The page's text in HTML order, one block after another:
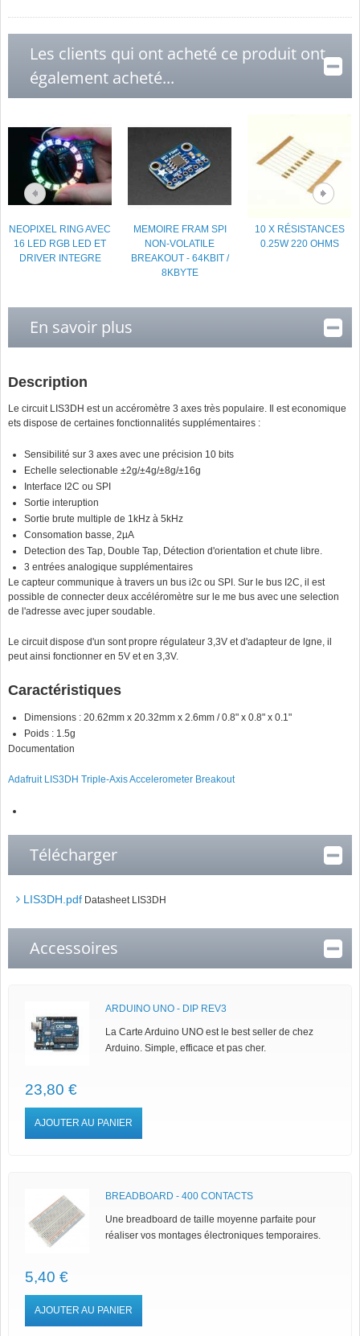
Les clients qui ont acheté ce produit ont
également acheté...
NEOPIXEL RING AVEC
16 LED RGB LED ET
DRIVER INTEGRE
MEMOIRE FRAM SPI
NON-VOLATILE
BREAKOUT - 64KBIT /
8KBYTE
10 X RÉSISTANCES
0.25W 220 OHMS
En savoir plus
Description
Le circuit LIS3DH est un accéromètre 3 axes très populaire. Il est economique
ets dispose de certaines fonctionnalités supplémentaires :
Sensibilité sur 3 axes avec une précision 10 bits
Echelle selectionable ±2g/±4g/±8g/±16g
Interface I2C ou SPI
Sortie interuption
Sortie brute multiple de 1kHz à 5kHz
Consomation basse, 2µA
Detection des Tap, Double Tap, Détection d'orientation et chute libre.
3 entrées analogique supplémentaires
Le capteur communique à travers un bus i2c ou SPI. Sur le bus I2C, il est
possible de connecter deux accéléromètre sur le me bus avec une selection
de l'adresse avec juper soudable.
Le circuit dispose d'un sont propre régulateur 3,3V et d'adapteur de lgne, il
peut ainsi fonctionner en 5V et en 3,3V.
Caractéristiques
Dimensions : 20.62mm x 20.32mm x 2.6mm / 0.8" x 0.8" x 0.1"
Poids : 1.5g
Documentation
Adafruit LIS3DH Triple-Axis Accelerometer Breakout
Télécharger
LIS3DH.pdf Datasheet LIS3DH
Accessoires
ARDUINO UNO - DIP REV3
La Carte Arduino UNO est le best seller de chez
Arduino. Simple, efficace et pas cher.
23,80 €
AJOUTER AU PANIER
BREADBOARD - 400 CONTACTS
Une breadboard de taille moyenne parfaite pour
réaliser vos montages électroniques temporaires.
5,40 €
AJOUTER AU PANIER